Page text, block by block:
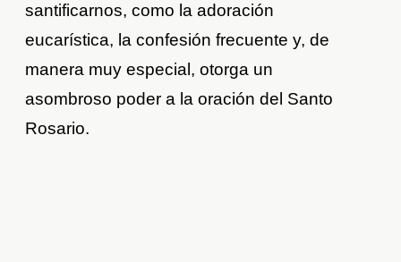
santificarnos, como la adoración
eucarística, la confesión frecuente y, de
manera muy especial, otorga un
asombroso poder a la oración del Santo
Rosario.